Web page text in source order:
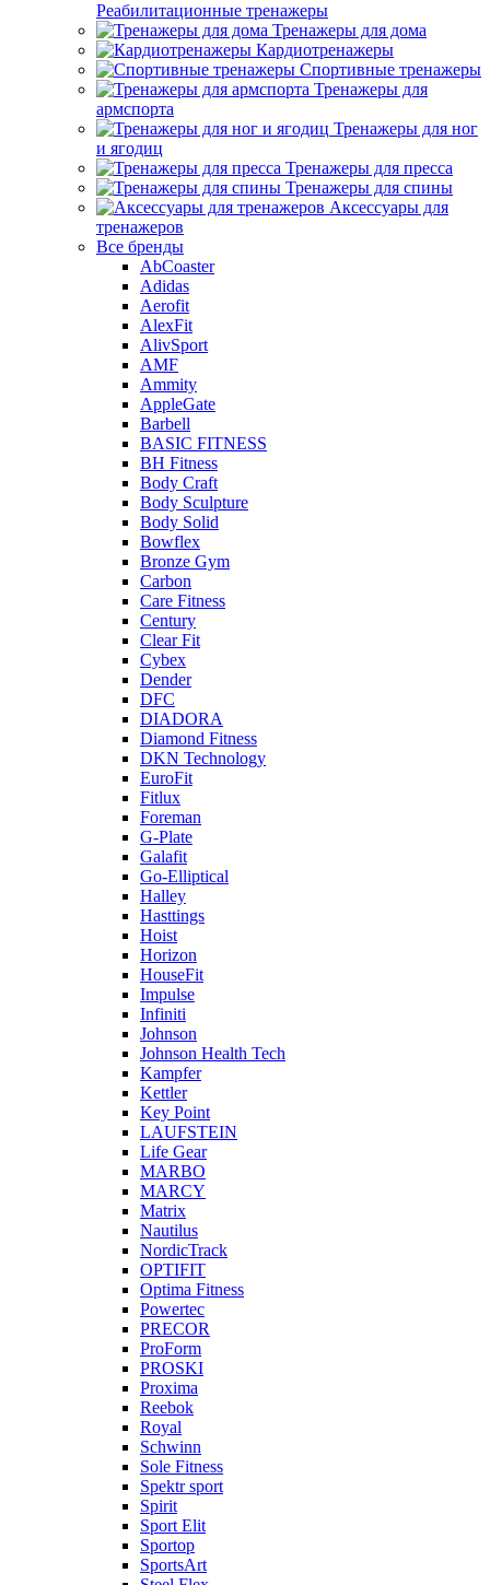
Реабилитационные тренажеры
Тренажеры для дома
Кардиотренажеры
Спортивные тренажеры
Тренажеры для
армспорта
Тренажеры для ног
и ягодиц
Тренажеры для пресса
Тренажеры для спины
Аксессуары для
тренажеров
Все бренды
AbCoaster
Adidas
Aerofit
AlexFit
AlivSport
AMF
Ammity
AppleGate
Barbell
BASIC FITNESS
BH Fitness
Body Craft
Body Sculpture
Body Solid
Bowflex
Bronze Gym
Carbon
Care Fitness
Century
Clear Fit
Cybex
Dender
DFC
DIADORA
Diamond Fitness
DKN Technology
EuroFit
Fitlux
Foreman
G-Plate
Galafit
Go-Elliptical
Halley
Hasttings
Hoist
Horizon
HouseFit
Impulse
Infiniti
Johnson
Johnson Health Tech
Kampfer
Kettler
Key Point
LAUFSTEIN
Life Gear
MARBO
MARCY
Matrix
Nautilus
NordicTrack
OPTIFIT
Optima Fitness
Powertec
PRECOR
ProForm
PROSKI
Proxima
Reebok
Royal
Schwinn
Sole Fitness
Spektr sport
Spirit
Sport Elit
Sportop
SportsArt